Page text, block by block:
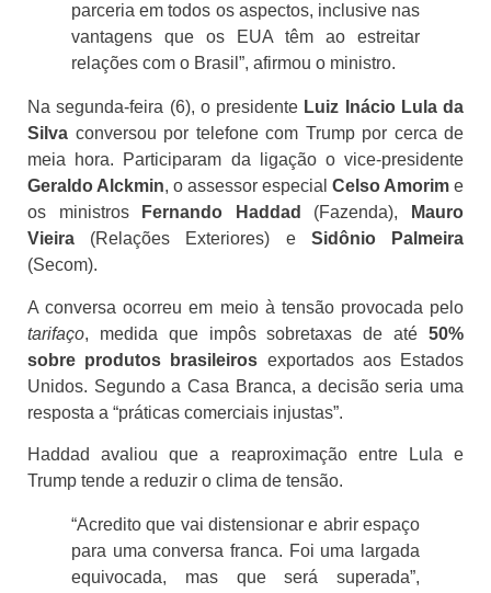
parceria em todos os aspectos, inclusive nas
vantagens que os EUA têm ao estreitar
relações com o Brasil”, afirmou o ministro.
Na segunda-feira (6), o presidente Luiz Inácio Lula da
Silva conversou por telefone com Trump por cerca de
meia hora. Participaram da ligação o vice-presidente
Geraldo Alckmin, o assessor especial Celso Amorim e
os ministros
Fernando Haddad (Fazenda),
Mauro
Vieira (Relações Exteriores) e Sidônio Palmeira
(Secom).
A conversa ocorreu em meio à tensão provocada pelo
tarifaço, medida que impôs sobretaxas de até 50%
sobre produtos brasileiros exportados aos Estados
Unidos. Segundo a Casa Branca, a decisão seria uma
resposta a “práticas comerciais injustas”.
Haddad avaliou que a reaproximação entre Lula e
Trump tende a reduzir o clima de tensão.
“Acredito que vai distensionar e abrir espaço
para uma conversa franca. Foi uma largada
equivocada, mas que será superada”,